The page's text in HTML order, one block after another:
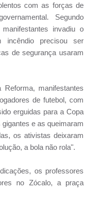
com as forças de
Segundo
invadiu o
incêndio precisou ser
de segurança usaram
manifestantes
de futebol, com
erguidas para a Copa
e as queimaram
os ativistas deixaram
a bola não rola".
os professores
no Zócalo, a praça